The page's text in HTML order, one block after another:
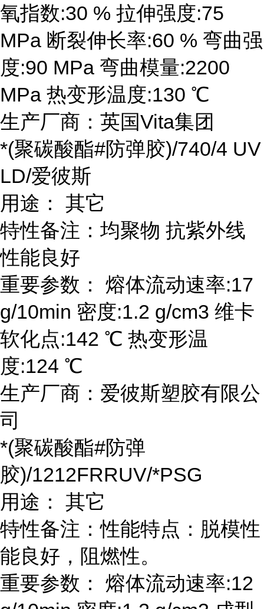
氧指数:30 % 拉伸强度:75
MPa 断裂伸长率:60 % 弯曲强
度:90 MPa 弯曲模量:2200
MPa 热变形温度:130 ℃
生产厂商：英国Vita集团
*(聚碳酸酯#防弹胶)/740/4 UV
LD/爱彼斯
用途： 其它
特性备注：均聚物 抗紫外线
性能良好
重要参数： 熔体流动速率:17
g/10min 密度:1.2 g/cm3 维卡
软化点:142 ℃ 热变形温
度:124 ℃
生产厂商：爱彼斯塑胶有限公
司
*(聚碳酸酯#防弹
胶)/1212FRRUV/*PSG
用途： 其它
特性备注：性能特点：脱模性
能良好，阻燃性。
重要参数： 熔体流动速率:12